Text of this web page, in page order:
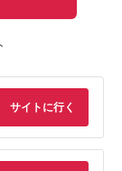
サイトに行く